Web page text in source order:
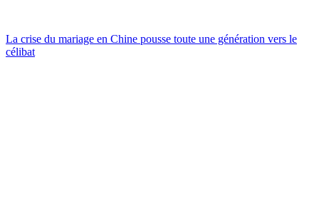
La crise du mariage en Chine pousse toute une génération vers le
célibat